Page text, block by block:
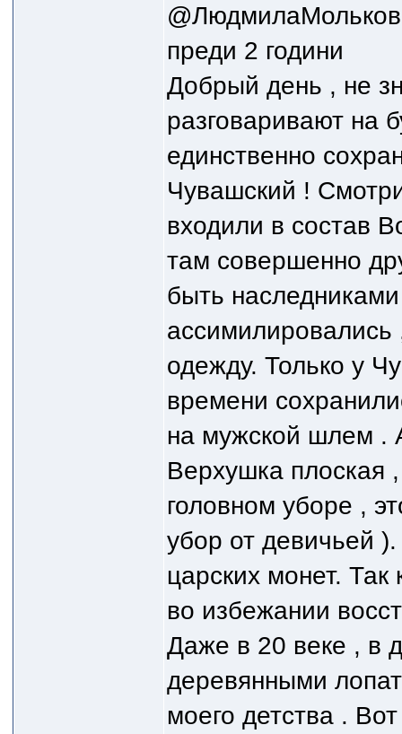
преди 2 години
Добрый день , не
разговаривают на
единственно
Чувашский !
входили в состав
там совершенно
быть
ассимилировались
одежду. Только у
времени
на мужской шлем .
Верхушка плоская
головном уборе ,
убор от девичьей
царских монет.
во избежании
Даже в 20 веке , в
деревянными
моего детства .